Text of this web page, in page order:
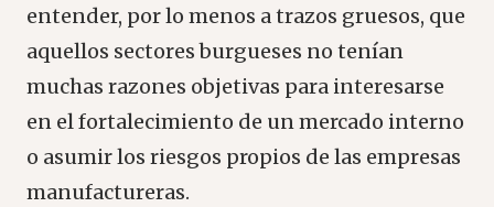
entender, por lo menos a trazos gruesos, que
aquellos sectores burgueses no tenían
muchas razones objetivas para interesarse
en el fortalecimiento de un mercado interno
o asumir los riesgos propios de las empresas
manufactureras.